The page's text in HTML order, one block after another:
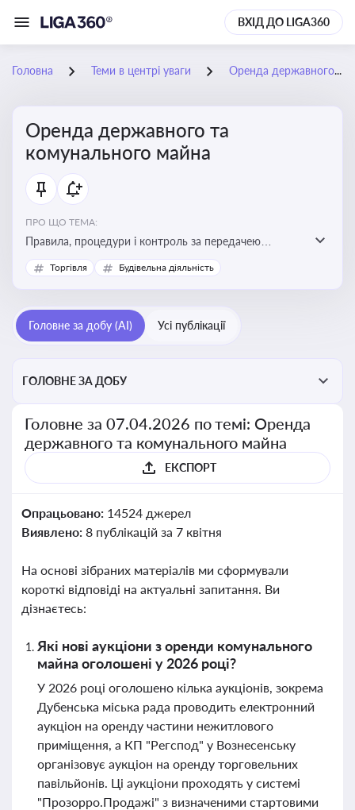
ВХІД ДО LIGA360
Головна Теми в центрі уваги Оренда державного та комунального майна
Оренда державного та
комунального майна
ПРО ЩО ТЕМА:
Правила, процедури і контроль за передачею
державного та комунального майна в оренду. Кейси
використання публічного майна
Торгівля Будівельна діяльність
Головне за добу (AI) Усі публікації
ГОЛОВНЕ ЗА ДОБУ
Головне за 07.04.2026 по темі: Оренда
державного та комунального майна
ЕКСПОРТ
Опрацьовано: 14524 джерел
Виявлено: 8 публікацій за 7 квітня
На основі зібраних матеріалів ми сформували
короткі відповіді на актуальні запитання. Ви
дізнаєтесь:
Які нові аукціони з оренди комунального
майна оголошені у 2026 році?
У 2026 році оголошено кілька аукціонів, зокрема
Дубенська міська рада проводить електронний
аукціон на оренду частини нежитлового
приміщення, а КП "Регспод" у Вознесенську
організовує аукціон на оренду торговельних
павільйонів. Ці аукціони проходять у системі
"Прозорро.Продажі" з визначеними стартовими